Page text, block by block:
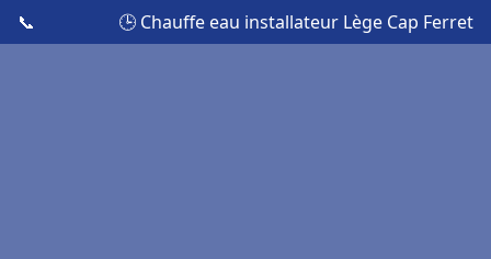
📞 🕒 Chauffe eau installateur Lège Cap Ferret